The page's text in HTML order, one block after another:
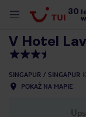
30
V Hotel
SINGAPUR SINGAPUR
POKAŻ NA MAPIE